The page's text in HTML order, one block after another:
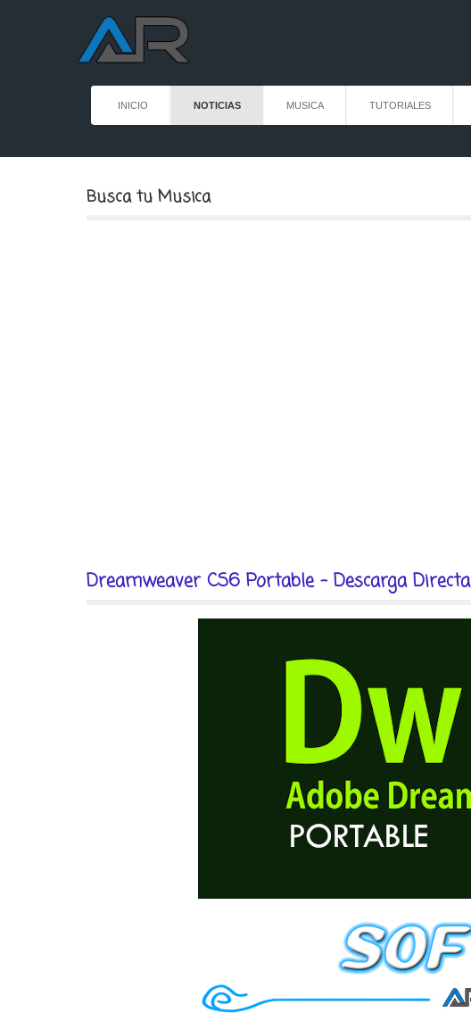
INICIO NOTICIAS MUSICA TUTORIALES
Busca tu Musica
Dreamweaver CS6 Portable - Descarga Directa